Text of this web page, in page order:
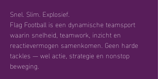
Snel. Slim. Explosief.
Flag Football is een dynamische teamsport
waarin snelheid, teamwork, inzicht en
reactievermogen samenkomen. Geen harde
tackles — wel actie, strategie en nonstop
beweging.